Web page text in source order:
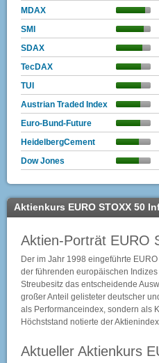
MDAX
SMI
SDAX
TecDAX
TUI
Austrian Traded Index
Euro-Bund-Future
HeidelbergCement
Dow Jones
Aktienkurs EURO STOXX 50
Aktien-Porträt EURO
Der im Jahr 1998 eingeführte
der führenden europäischen
Streubesitz das entscheidende
großer Anteil gelisteter deutscher
als Performanceindex, sondern als
Höchststand notierte der
Aktueller Aktienkurs